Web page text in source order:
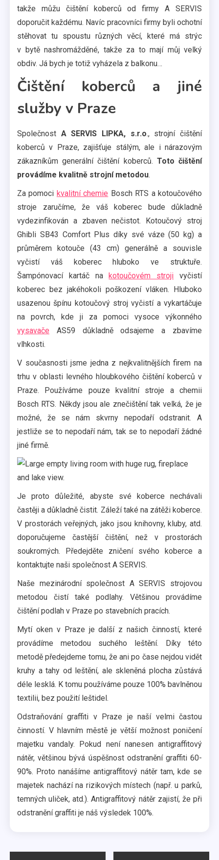
takže můžu čištění koberců od firmy A SERVIS
doporučit každému. Navíc pracovníci firmy byli ochotní
stěhovat tu spoustu různých věcí, které má strýc
v bytě nashromážděné, takže za to mají můj velký
obdiv. Já bych je totiž vyházela z balkonu…
Čištění koberců a jiné
služby v Praze
Společnost A SERVIS LIPKA, s.r.o., strojní čištění
koberců v Praze, zajišťuje stálým, ale i nárazovým
zákazníkům generální čištění koberců. Toto čištění
provádíme kvalitně strojní metodou.
Za pomoci kvalitní chemie Bosch RTS a kotoučového
stroje zaručíme, že váš koberec bude důkladně
vydezinfikován a zbaven nečistot. Kotoučový stroj
Ghibli SB43 Comfort Plus díky své váze (50 kg) a
průměrem kotouče (43 cm) generálně a souvisle
vyčistí váš koberec hluboko ve struktuře.
Šampónovací kartáč nakotoučovém stroji vyčistí
koberec bez jakéhokoli poškození vláken. Hluboko
usazenou špínu kotoučový stroj vyčistí a vykartáčuje
na povrch, kde ji za pomoci vysoce výkonného
vysavače AS59 důkladně odsajeme a zbavíme
vlhkosti.
V současnosti jsme jedna z nejkvalitnějších firem na
trhu v oblasti levného hloubkového čištění koberců v
Praze. Používáme pouze kvalitní stroje a chemii
Bosch RTS. Někdy jsou ale znečištění tak velká, že je
možné, že se nám skvrny nepodaří odstranit. A
jestliže se to nepodaří nám, tak se to nepodaří žádné
jiné firmě.
Je proto důležité, abyste své koberce nechávali
častěji a důkladně čistit. Záleží také na zátěži koberce.
V prostorách veřejných, jako jsou knihovny, kluby, atd.
doporučujeme častější čištění, než v prostorách
soukromých. Předejděte zničení svého koberce a
kontaktujte naši společnost A SERVIS.
Naše mezinárodní společnost A SERVIS strojovou
metodou čistí také podlahy. Většinou provádíme
čištění podlah v Praze po stavebních pracích.
Mytí oken v Praze je další z našich činností, které
provádíme metodou suchého leštění. Díky této
metodě předejdeme tomu, že ani po čase nejdou vidět
kruhy a tahy od leštění, ale skleněná plocha zůstává
déle lesklá. K tomu používáme pouze 100% bavlněnou
textilii, bez použití leštidel.
Odstraňování graffiti v Praze je naší velmi častou
činností. V hlavním městě je větší možnost poničení
majetku vandaly. Pokud není nanesen antigraffitový
nátěr, většinou bývá úspěšnost odstranění graffiti 60-
90%. Proto nanášíme antigraffitový nátěr tam, kde se
majetek nachází na rizikových místech (např. u parků,
temných uliček, atd.). Antigraffitový nátěr zajistí, že při
odstranění graffiti je náš výsledek 100%.